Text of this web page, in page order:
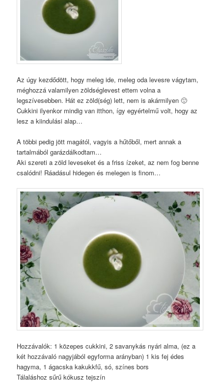
Az úgy kezdődött, hogy meleg ide, meleg oda levesre vágytam,
méghozzá valamilyen zöldséglevest ettem volna a
legszívesebben. Hát ez zöld(ség) lett, nem is akármilyen 🙂
Cukkini ilyenkor mindig van itthon, így egyértelmű volt, hogy az
lesz a kiindulási alap…
A többi pedig jött magától, vagyis a hűtőből, mert annak a
tartalmából garázdálkodtam…
Aki szereti a zöld leveseket és a friss ízeket, az nem fog benne
csalódni! Ráadásul hidegen és melegen is finom…
Hozzávalók: 1 közepes cukkini, 2 savanykás nyári alma, (ez a
két hozzávaló nagyjából egyforma arányban) 1 kis fej édes
hagyma, 1 ágacska kakukkfű, só, színes bors
Tálaláshoz sűrű kókusz tejszín